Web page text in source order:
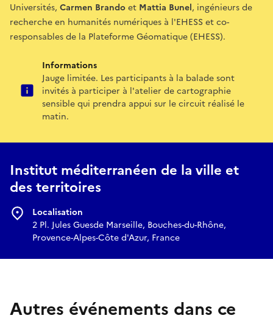
Universités, Carmen Brandoet Mattia Bunel, ingénieurs de
recherche en humanités numériques à l'EHESS et co-
responsables de la Plateforme Géomatique (EHESS).
Informations
Jauge limitée. Les participants à la balade sont
invités à participer à l'atelier de cartographie
sensible qui prendra appui sur le circuit réalisé le
matin.
Institut méditerranéen de la ville et
des territoires
Localisation
2 Pl. Jules Guesde Marseille, Bouches-du-Rhône,
Provence-Alpes-Côte d'Azur, France
Autres événements dans ce